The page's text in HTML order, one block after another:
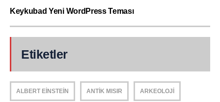
Keykubad Yeni WordPress Teması
Etiketler
ALBERT EINSTEIN ANTIK MISIR ARKEOLOJI